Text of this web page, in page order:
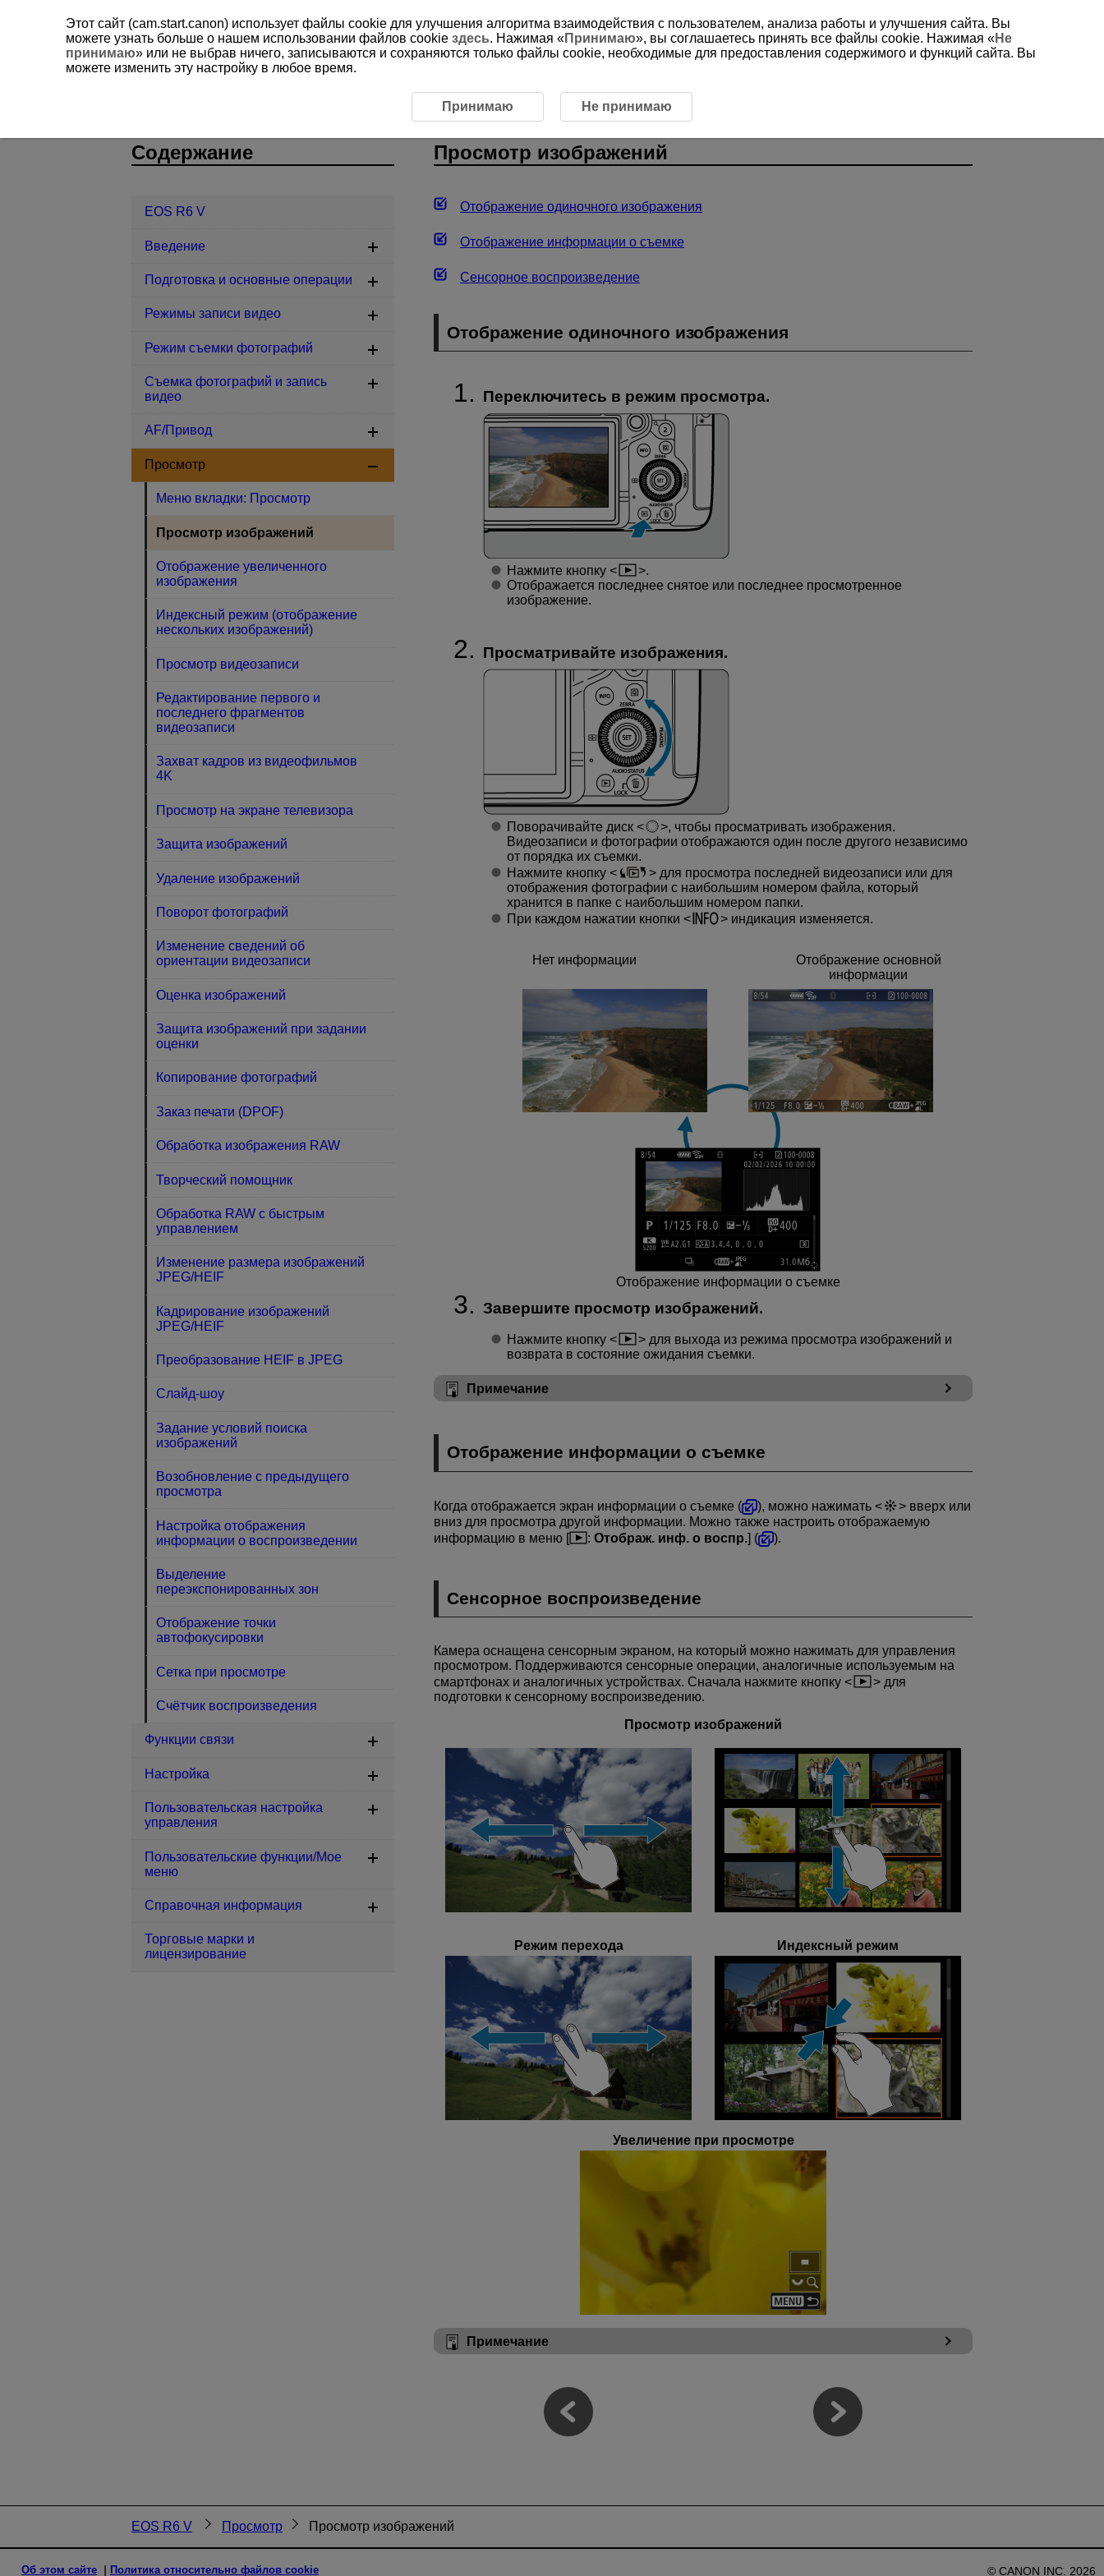
EOS R6 V Просмотр Просмотр изображений
Просмотр изображений
Отображение одиночного изображения
Отображение информации о съемке
Сенсорное воспроизведение
Отображение одиночного изображения
Переключитесь в режим просмотра.
Нажмите кнопку
.
Отображается последнее снятое или последнее просмотренное
изображение.
Просматривайте изображения.
Поворачивайте диск
, чтобы просматривать изображения.
Видеозаписи и фотографии отображаются один после другого независимо
от порядка их съемки.
Нажмите кнопку
для просмотра последней видеозаписи или для
отображения фотографии с наибольшим номером файла, который
хранится в папке с наибольшим номером папки.
При каждом нажатии кнопки
индикация изменяется.
Нет информации
Отображение основной
информации
Отображение информации о съемке
Завершите просмотр изображений.
Нажмите кнопку
для выхода из режима просмотра изображений и
возврата в состояние ожидания съемки.
Примечание
Отображение информации о съемке
Когда отображается экран информации о съемке ( ), можно нажимать
вверх или
вниз для просмотра другой информации. Можно также настроить отображаемую
информацию в меню [
: Отображ. инф. о воспр.] ( ).
Сенсорное воспроизведение
Камера оснащена сенсорным экраном, на который можно нажимать для управления
просмотром. Поддерживаются сенсорные операции, аналогичные используемым на
смартфонах и аналогичных устройствах. Сначала нажмите кнопку
для
подготовки к сенсорному воспроизведению.
Просмотр изображений
Режим перехода Индексный режим
Увеличение при просмотре
Примечание
Содержание
EOS R6 V
Введение
Подготовка и основные операции
Режимы записи видео
Режим съемки фотографий
Съемка фотографий и запись
видео
AF/Привод
Просмотр
Меню вкладки: Просмотр
Просмотр изображений
Отображение увеличенного
изображения
Индексный режим (отображение
нескольких изображений)
Просмотр видеозаписи
Редактирование первого и
последнего фрагментов
видеозаписи
Захват кадров из видеофильмов
4K
Просмотр на экране телевизора
Защита изображений
Удаление изображений
Поворот фотографий
Изменение сведений об
ориентации видеозаписи
Оценка изображений
Защита изображений при задании
оценки
Копирование фотографий
Заказ печати (DPOF)
Обработка изображения RAW
Творческий помощник
Обработка RAW с быстрым
управлением
Изменение размера изображений
JPEG/HEIF
Кадрирование изображений
JPEG/HEIF
Преобразование HEIF в JPEG
Слайд-шоу
Задание условий поиска
изображений
Возобновление с предыдущего
просмотра
Настройка отображения
информации о воспроизведении
Выделение
переэкспонированных зон
Отображение точки
автофокусировки
Сетка при просмотре
Счётчик воспроизведения
Функции связи
Настройка
Пользовательская настройка
управления
Пользовательские функции/Мое
меню
Справочная информация
Торговые марки и
лицензирование
EOS R6 V Просмотр Просмотр изображений
Об этом сайте Политика относительно файлов cookie © CANON INC. 2026
Этот сайт (cam.start.canon) использует файлы cookie для улучшения алгоритма взаимодействия с пользователем, анализа работы и улучшения сайта. Вы
можете узнать больше о нашем использовании файлов cookie здесь. Нажимая «Принимаю», вы соглашаетесь принять все файлы cookie. Нажимая «Не
принимаю» или не выбрав ничего, записываются и сохраняются только файлы cookie, необходимые для предоставления содержимого и функций сайта. Вы
можете изменить эту настройку в любое время.
Принимаю Не принимаю